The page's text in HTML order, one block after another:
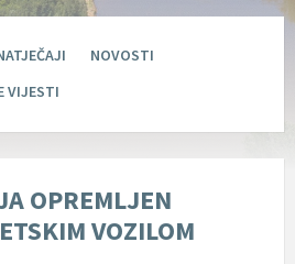
NOVOSTI
VIJESTI
OPREMLJEN
VOZILOM